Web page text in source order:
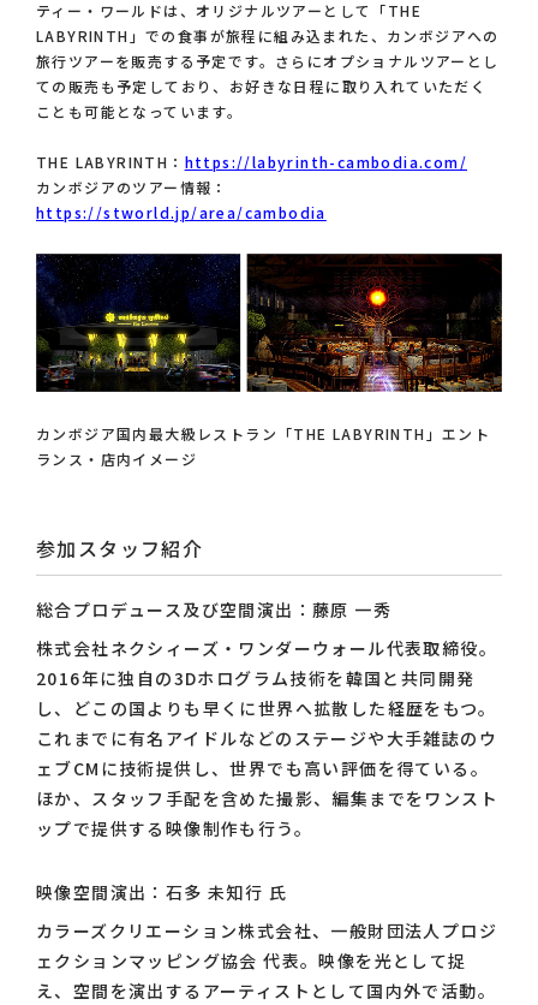
ティー・ワールドは、オリジナルツアーとして「THE
LABYRINTH」での食事が旅程に組み込まれた、カンボジアへの
旅行ツアーを販売する予定です。さらにオプショナルツアーとし
ての販売も予定しており、お好きな日程に取り入れていただく
ことも可能となっています。
THE LABYRINTH： https://labyrinth-cambodia.com/
カンボジアのツアー情報：
https://stworld.jp/area/cambodia
カンボジア国内最大級レストラン「THE LABYRINTH」エント
ランス・店内イメージ
参加スタッフ紹介
総合プロデュース及び空間演出：藤原 一秀
株式会社ネクシィーズ・ワンダーウォール代表取締役。
2016年に独自の3Dホログラム技術を韓国と共同開発
し、どこの国よりも早くに世界へ拡散した経歴をもつ。
これまでに有名アイドルなどのステージや大手雑誌のウ
ェブCMに技術提供し、世界でも高い評価を得ている。
ほか、スタッフ手配を含めた撮影、編集までをワンスト
ップで提供する映像制作も行う。
映像空間演出：石多 未知行 氏
カラーズクリエーション株式会社、一般財団法人プロジ
ェクションマッピング協会 代表。映像を光として捉
え、空間を演出するアーティストとして国内外で活動。